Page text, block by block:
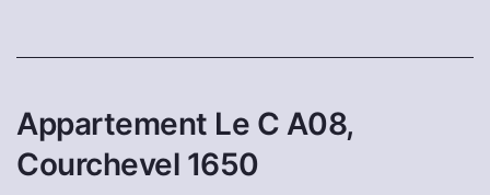
Appartement Le C A08,
Courchevel 1650